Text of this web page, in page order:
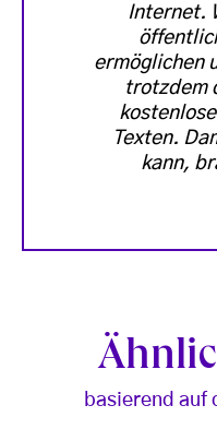
Internet.
ermöglichen
trotzdem
Texten.
kann,
basierend auf